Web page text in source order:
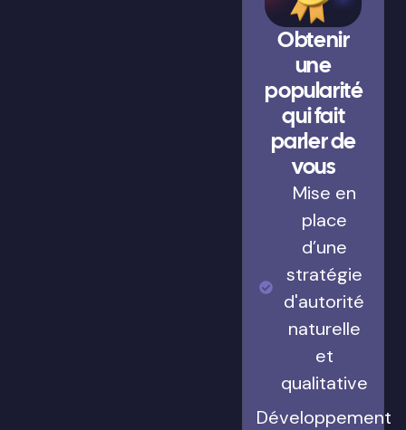
Obtenir
une
popularité
qui fait
parler de
vous
Mise en
place
d’une
stratégie
d'autorité
naturelle
et
qualitative
Développement